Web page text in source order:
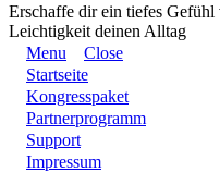
Erschaffe dir ein tiefes
Leichtigkeit deinen Alltag
Menu
Close
Startseite
Kongresspaket
Partnerprogramm
Support
Impressum